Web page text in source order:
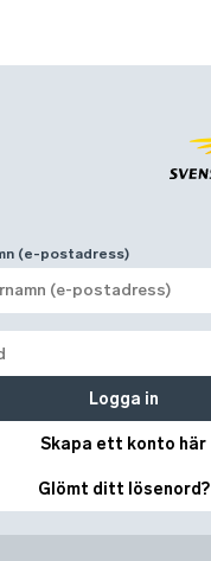
(e-postadress)
Skapa ett konto här
Glömt ditt lösenord?
Logga in